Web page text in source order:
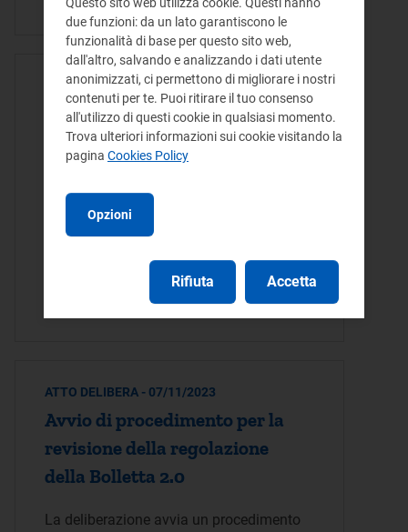
SCHEDA TECNICA - 09/11/2023
Revisione della regolazione
della Bolletta 2.0 per
maggiore semplicità,
comprensibilità e uniformità
Revisione della regolazione della Bolletta
2.0 per maggiore semplicità,
comprensibilità e uniformità
Consultazione 517/2023/com
ATTO DELIBERA - 07/11/2023
Avvio di procedimento per la
revisione della regolazione
della Bolletta 2.0
La deliberazione avvia un procedimento
due funzioni: da un lato garantiscono le
funzionalità di base per questo sito web,
dall'altro, salvando e analizzando i dati utente
anonimizzati, ci permettono di migliorare i nostri
contenuti per te. Puoi ritirare il tuo consenso
all'utilizzo di questi cookie in qualsiasi momento.
Trova ulteriori informazioni sui cookie visitando la
pagina Cookies Policy
Opzioni
Rifiuta Accetta